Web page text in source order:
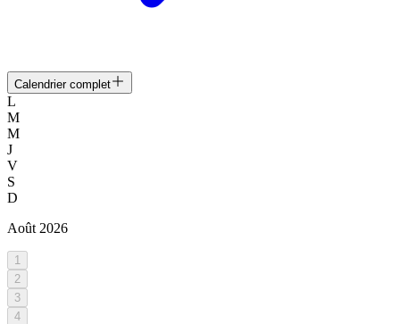
Calendrier complet
L
M
M
J
V
S
D
Août 2026
1
2
3
4